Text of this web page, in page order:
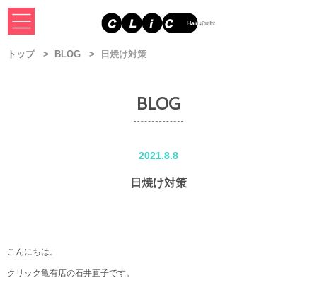
トップ BLOG 日焼け対策
BLOG
2021.8.8
日焼け対策
こんにちは。
クリック亀有店の石井直子です。